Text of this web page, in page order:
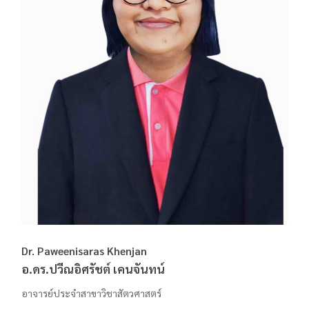
Dr. Paweenisaras Khenjan
อ.ดร.ปวีณอิศรัชต์ เคนจันทน์
อาจารย์ประจำสาขาวิชาสัตวศาสตร์